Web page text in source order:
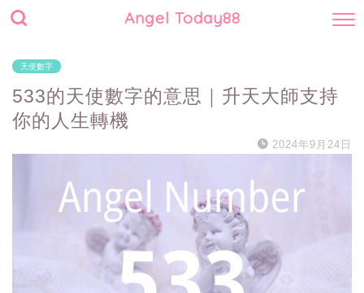
Angel Today88
天使數字
533的天使數字的意思｜升天大師支持
你的人生轉機
2024年9月24日